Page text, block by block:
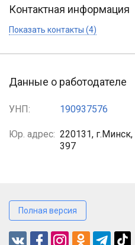
Контактная информация
Показать контакты (4)
Данные о работодателе
УНП: 190937576
Юр. адрес: 220131, г.Минск,
397
Полная версия